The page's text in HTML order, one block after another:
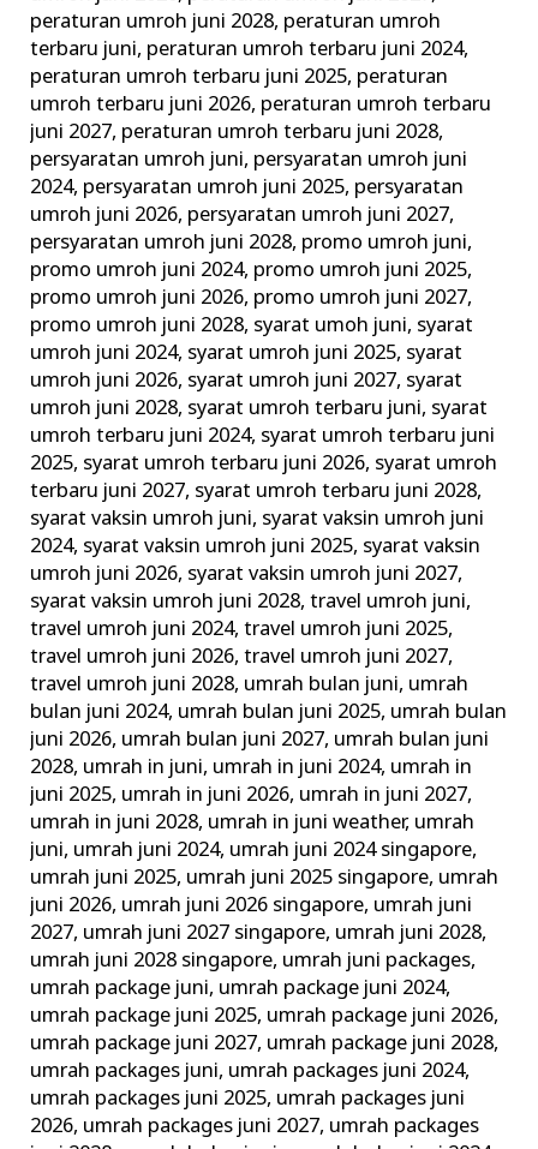
peraturan umroh juni 2028, peraturan umroh
terbaru juni, peraturan umroh terbaru juni 2024,
peraturan umroh terbaru juni 2025, peraturan
umroh terbaru juni 2026, peraturan umroh terbaru
juni 2027, peraturan umroh terbaru juni 2028,
persyaratan umroh juni, persyaratan umroh juni
2024, persyaratan umroh juni 2025, persyaratan
umroh juni 2026, persyaratan umroh juni 2027,
persyaratan umroh juni 2028, promo umroh juni,
promo umroh juni 2024, promo umroh juni 2025,
promo umroh juni 2026, promo umroh juni 2027,
promo umroh juni 2028, syarat umoh juni, syarat
umroh juni 2024, syarat umroh juni 2025, syarat
umroh juni 2026, syarat umroh juni 2027, syarat
umroh juni 2028, syarat umroh terbaru juni, syarat
umroh terbaru juni 2024, syarat umroh terbaru juni
2025, syarat umroh terbaru juni 2026, syarat umroh
terbaru juni 2027, syarat umroh terbaru juni 2028,
syarat vaksin umroh juni, syarat vaksin umroh juni
2024, syarat vaksin umroh juni 2025, syarat vaksin
umroh juni 2026, syarat vaksin umroh juni 2027,
syarat vaksin umroh juni 2028,travel umroh juni,
travel umroh juni 2024,travel umroh juni 2025,
travel umroh juni 2026,travel umroh juni 2027,
travel umroh juni 2028, umrah bulan juni, umrah
bulan juni 2024, umrah bulan juni 2025, umrah bulan
juni 2026, umrah bulan juni 2027, umrah bulan juni
2028, umrah in juni, umrah in juni 2024, umrah in
juni 2025, umrah in juni 2026, umrah in juni 2027,
umrah in juni 2028, umrah in juni weather, umrah
juni, umrah juni 2024, umrah juni 2024 singapore,
umrah juni 2025, umrah juni 2025 singapore, umrah
juni 2026, umrah juni 2026 singapore, umrah juni
2027, umrah juni 2027 singapore, umrah juni 2028,
umrah juni 2028 singapore, umrah juni packages,
umrah package juni, umrah package juni 2024,
umrah package juni 2025, umrah package juni 2026,
umrah package juni 2027, umrah package juni 2028,
umrah packages juni, umrah packages juni 2024,
umrah packages juni 2025, umrah packages juni
2026, umrah packages juni 2027, umrah packages